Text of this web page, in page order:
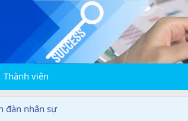
Thành viên
đàn nhân sự